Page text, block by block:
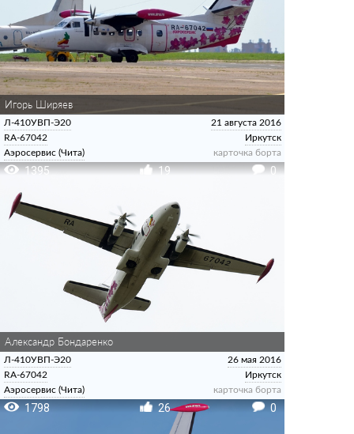
Игорь Ширяев
Л-410УВП-Э20
RA-67042
Аэросервис (Чита)
21 августа 2016
Иркутск
карточка борта
1395 19 0
Александр Бондаренко
Л-410УВП-Э20
RA-67042
Аэросервис (Чита)
26 мая 2016
Иркутск
карточка борта
1798 26 0